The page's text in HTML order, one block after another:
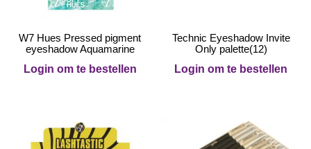
W7 Hues Pressed pigment
eyeshadow Aquamarine
Login om te bestellen
Technic Eyeshadow Invite
Only palette(12)
Login om te bestellen